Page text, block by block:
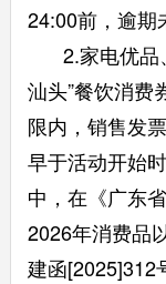
24:00前，逾期
2.家电优品
汕头”餐饮消费
限内，销售发
早于活动开始
中，在《广东
2026年消费品
建函[2025]312